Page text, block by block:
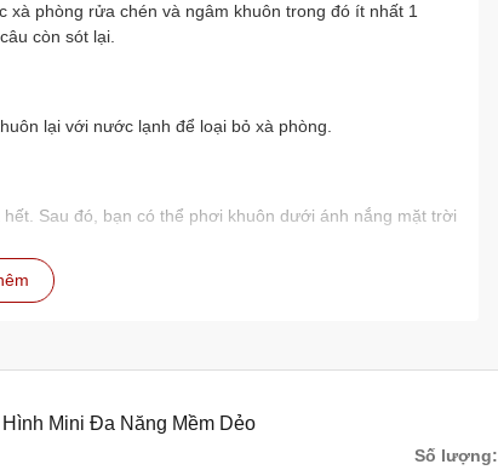
phòng rửa chén và ngâm khuôn trong đó ít nhất 1
còn sót lại.
lại với nước lạnh để loại bỏ xà phòng.
Sau đó, bạn có thể phơi khuôn dưới ánh nắng mặt trời
thì khuôn sẽ bị nhớt khi ngâm lâu trên 1 ngày.
bằng máy sấy đều được. Tuy nhiên, nếu phơi khuôn
bụi bẩn bám vào.
Mini Đa Năng Mềm Dẻo
Số lượng: